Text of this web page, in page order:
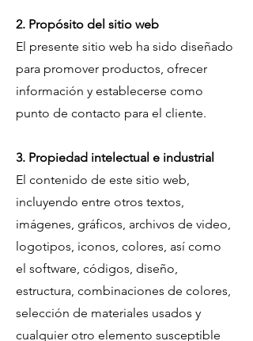
2. Propósito del sitio web
El presente sitio web ha sido diseñado
para promover productos, ofrecer
información y establecerse como
punto de contacto para el cliente.
3. Propiedad intelectual e industrial
El contenido de este sitio web,
incluyendo entre otros textos,
imágenes, gráficos, archivos de video,
logotipos, iconos, colores, así como
el software, códigos, diseño,
estructura, combinaciones de colores,
selección de materiales usados y
cualquier otro elemento susceptible